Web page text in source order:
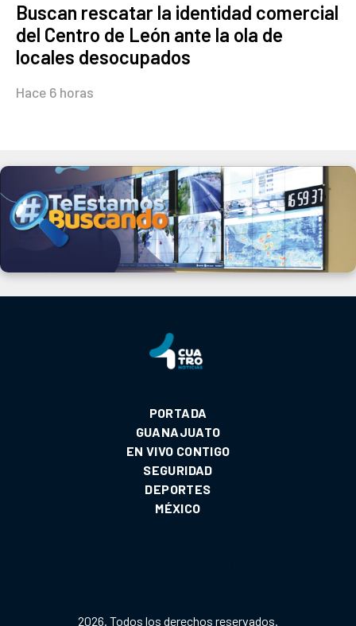
Buscan rescatar la identidad comercial
del Centro de León ante la ola de
locales desocupados
Hace 6 horas
PORTADA
GUANAJUATO
EN VIVO CONTIGO
SEGURIDAD
DEPORTES
MÉXICO
2026. Todos los derechos reservados.